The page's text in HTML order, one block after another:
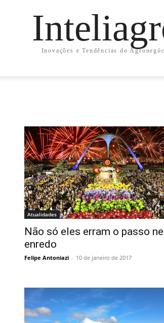
Inovações e Tendências do
Atualidades
Não só eles erram o passo
enredo
Felipe Antoniazi - 10 de janeiro de 2017